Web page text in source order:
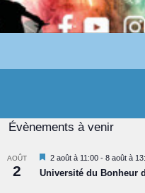
Évènements à venir
AOÛT
2
Mis
en
avant
2 août à 11:00 - 8 août à
Université du Bonheur